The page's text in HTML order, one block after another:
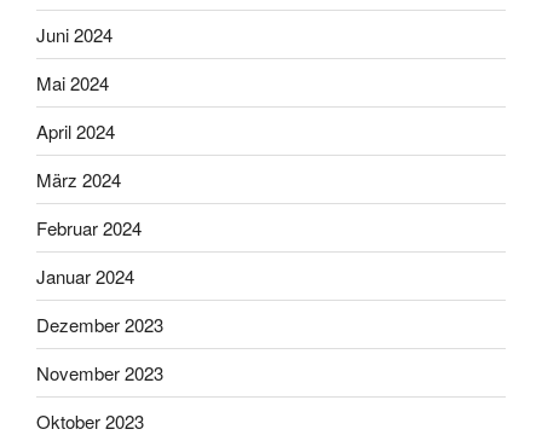
Juni 2024
Mai 2024
April 2024
März 2024
Februar 2024
Januar 2024
Dezember 2023
November 2023
Oktober 2023